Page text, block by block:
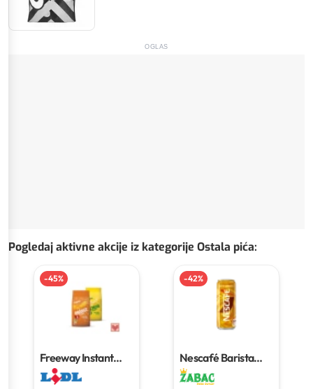
OGLAS
Pogledaj aktivne akcije iz kategorije Ostala pića:
-45%
Freeway Instant
napitak1 kg
-42%
Nescafé Barista
Style Latte Caramel
250 ml